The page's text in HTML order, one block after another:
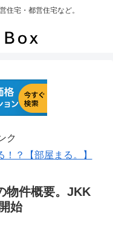
住宅・都営住宅など。
ク
？【部屋まる。】
物件概要。JKK
始